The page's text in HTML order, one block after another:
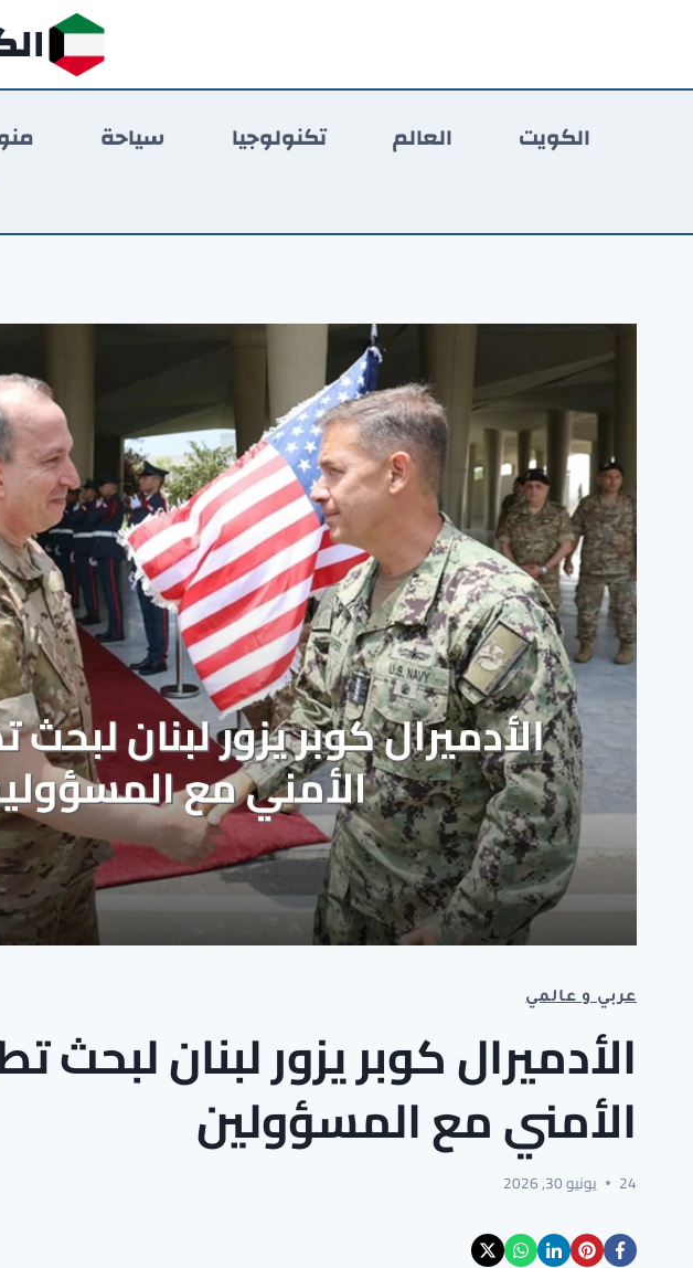
المحتوى
الكويت العالم تكنولوجيا سياحة
عربي و عالمي
الأدميرال كوبر يزور لبنان لبحث
الأمني مع المسؤولين
24 يونيو 30, 2026